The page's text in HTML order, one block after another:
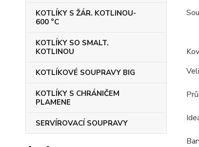
KOTLÍKY S ŽÁR. KOTLINOU-
600 °C
KOTLÍKY SO SMALT.
KOTLINOU
KOTLÍKOVÉ SOUPRAVY BIG
KOTLÍKY S CHRÁNIČEM
PLAMENE
SERVÍROVACÍ SOUPRAVY